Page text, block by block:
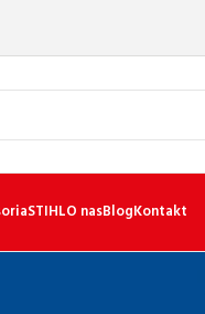
STIHLO nasBlogKontakt